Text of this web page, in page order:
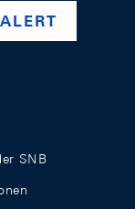
swiss-
SNB